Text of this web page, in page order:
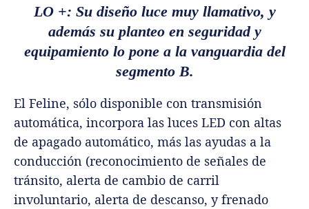
LO +: Su diseño luce muy llamativo, y
además su planteo en seguridad y
equipamiento lo pone a la vanguardia del
segmento B.
El Feline, sólo disponible con transmisión
automática, incorpora las luces LED con altas
de apagado automático, más las ayudas a la
conducción (reconocimiento de señales de
tránsito, alerta de cambio de carril
involuntario, alerta de descanso, y frenado